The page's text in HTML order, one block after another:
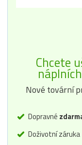
Chcete
Nové tovární
Dopravné
Doživotní záruka